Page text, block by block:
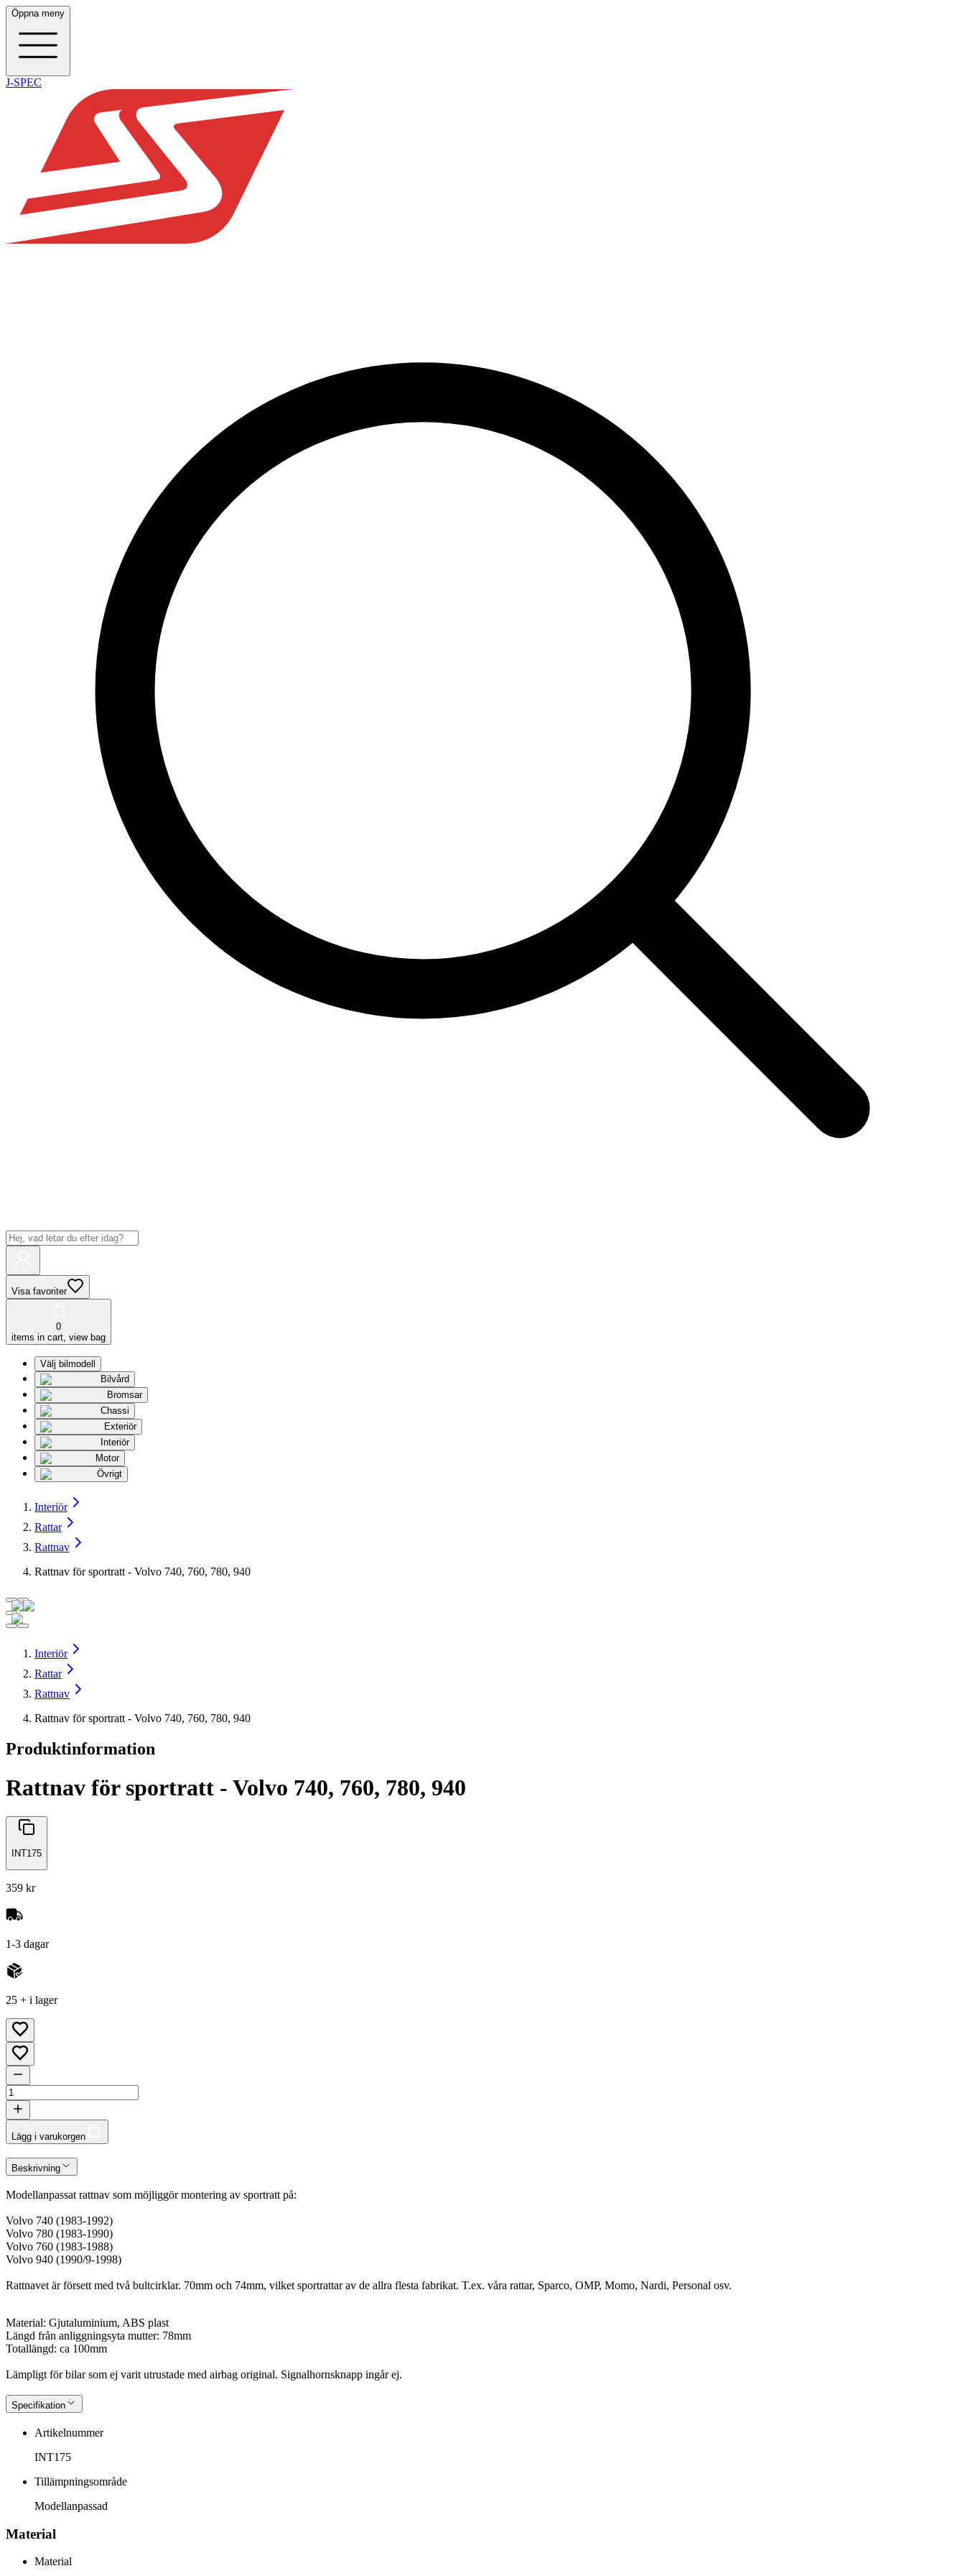
Öppna meny
J-SPEC
Visa favoriter
0
items in cart, view bag
Välj bilmodell
Bilvård
Bromsar
Chassi
Exteriör
Interiör
Motor
Övrigt
Interiör
Rattar
Rattnav
Rattnav för sportratt - Volvo 740, 760, 780, 940
Interiör
Rattar
Rattnav
Rattnav för sportratt - Volvo 740, 760, 780, 940
Produktinformation
Rattnav för sportratt - Volvo 740, 760, 780, 940
INT175
359 kr
1-3 dagar
25 + i lager
Lägg i varukorgen
Beskrivning
Modellanpassat rattnav som möjliggör montering av sportratt på:
Volvo 740 (1983-1992)
Volvo 780 (1983-1990)
Volvo 760 (1983-1988)
Volvo 940 (1990/9-1998)
Rattnavet är försett med två bultcirklar. 70mm och 74mm, vilket sportrattar av de allra flesta fabrikat. T.ex. våra rattar, Sparco, OMP, Momo, Nardi, Personal osv.
Material: Gjutaluminium, ABS plast
Längd från anliggningsyta mutter: 78mm
Totallängd: ca 100mm
Lämpligt för bilar som ej varit utrustade med airbag original. Signalhornsknapp ingår ej.
Specifikation
Artikelnummer
INT175
Tillämpningsområde
Modellanpassad
Material
Material